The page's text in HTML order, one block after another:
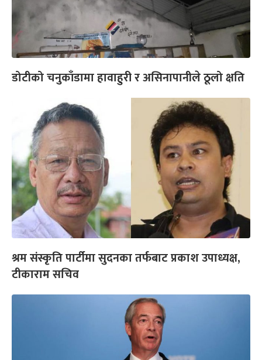
डोटीको चनुकाँडामा हावाहुरी र असिनापानीले ठूलो क्षति
श्रम संस्कृति पार्टीमा सुदनका तर्फबाट प्रकाश उपाध्यक्ष,
टीकाराम सचिव